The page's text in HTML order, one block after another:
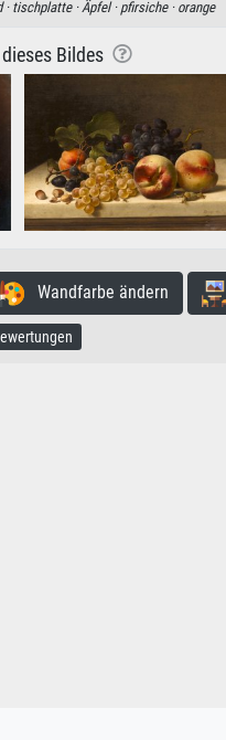
·tischplatte · Äpfel · pfirsiche · orange
Bildes
Wandfarbe ändern